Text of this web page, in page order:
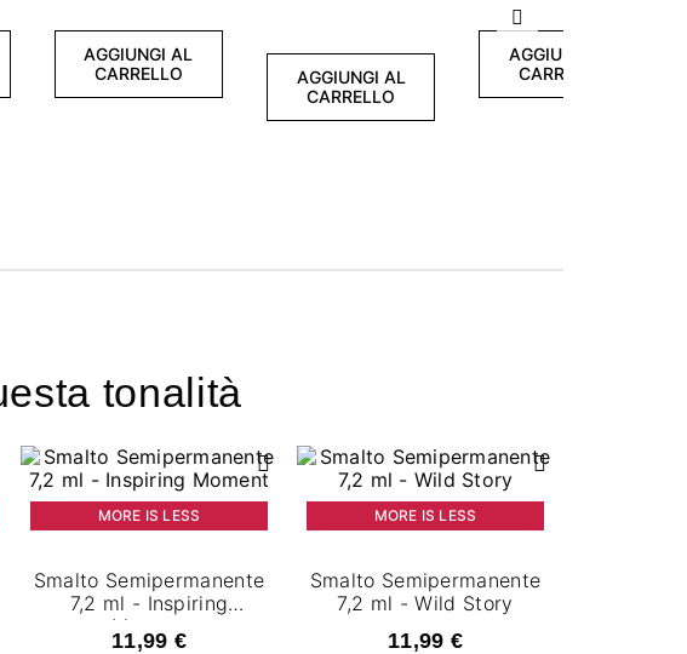
Successivo
AGGIUNGI AL
CARRELLO
AGGIUNGI AL
CARRELLO
AGGIUNGI AL
CARRELLO
tonalità
MORE IS LESS
Smalto Semipermanente
7,2 ml - Inspiring
Moment
11,99 €
MORE IS LESS
Smalto Semipermanente
7,2 ml - Wild Story
11,99 €